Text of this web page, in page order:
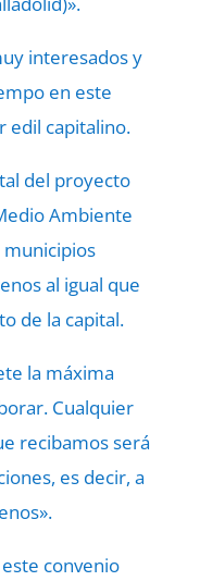
interesados y
en este
edil capitalino.
del proyecto
Ambiente
al igual que
de la capital.
la máxima
Cualquier
recibamos será
es decir, a
convenio